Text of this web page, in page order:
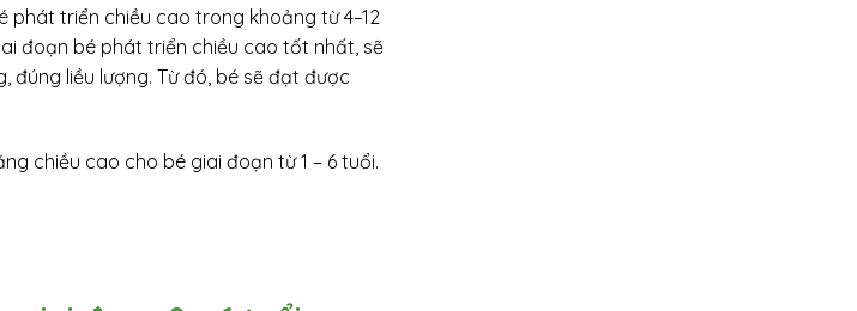
phát triển chiều cao trong khoảng từ 4–12
đoạn bé phát triển chiều cao tốt nhất, sẽ
liều lượng. Từ đó, bé sẽ đạt được
chiều cao cho bé giai đoạn từ 1 – 6 tuổi.